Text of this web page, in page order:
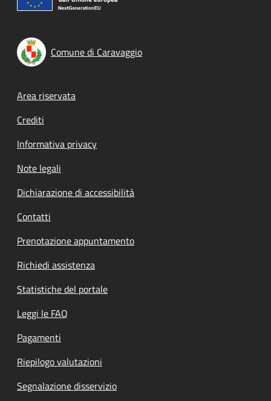
Comune di Caravaggio
Footer menu
Area riservata
Crediti
Informativa privacy
Note legali
Dichiarazione di accessibilità
Contatti
Prenotazione appuntamento
Richiedi assistenza
Statistiche del portale
Leggi le FAQ
Pagamenti
Riepilogo valutazioni
Segnalazione disservizio